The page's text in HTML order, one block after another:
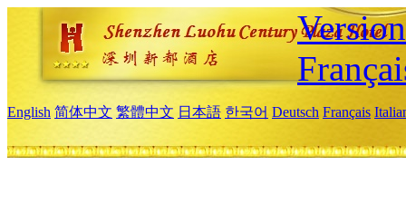
English 简体中文 繁體中文 日本語 한국어 Deutsch Français